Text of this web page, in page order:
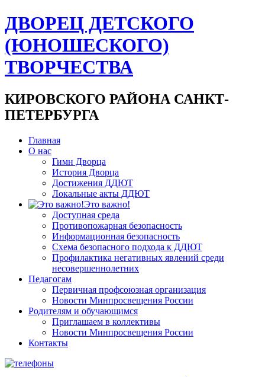
ДВОРЕЦ ДЕТСКОГО
(ЮНОШЕСКОГО)
ТВОРЧЕСТВА
КИРОВСКОГО РАЙОНА САНКТ-
ПЕТЕРБУРГА
Главная
О нас
Гимн Дворца
История Дворца
Достижения ДДЮТ
Локальные акты ДДЮТ
Это важно!
Доступная среда
Противопожарная безопасность
Информационная безопасность
Схема безопасного подхода к ДДЮТ
Профилактика негативных явлений среди
несовершеннолетних
Педагогам
Первичная профсоюзная организация
Новости Минпросвещения России
Родителям и обучающимся
Приглашаем в коллективы
Новости Минпросвещения России
Контакты